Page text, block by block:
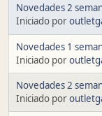
Novedades 2
Iniciado por
Novedades 1
Iniciado por
Novedades 2
Iniciado por